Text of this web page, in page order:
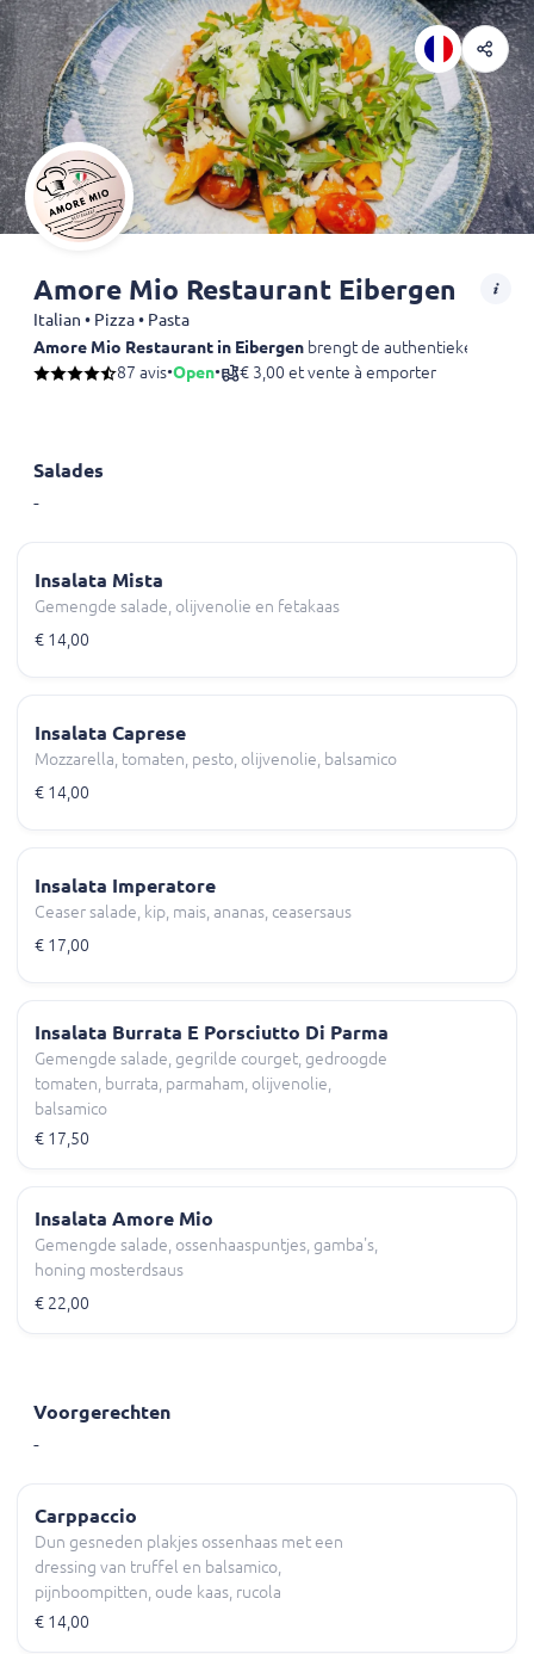
Amore Mio Restaurant Eibergen
Italian • Pizza • Pasta
Amore Mio Restaurant in Eibergen brengt de authentieke
87 avis•Open• € 3,00 et vente à emporter
Salades
-
Insalata Mista
Gemengde salade, olijvenolie en fetakaas
€ 14,00
Insalata Caprese
Mozzarella, tomaten, pesto, olijvenolie, balsamico
€ 14,00
Insalata Imperatore
Ceaser salade, kip, mais, ananas, ceasersaus
€ 17,00
Insalata Burrata E Porsciutto Di Parma
Gemengde salade, gegrilde courget, gedroogde
tomaten, burrata, parmaham, olijvenolie,
balsamico
€ 17,50
Insalata Amore Mio
Gemengde salade, ossenhaaspuntjes, gamba's,
honing mosterdsaus
€ 22,00
Voorgerechten
-
Carppaccio
Dun gesneden plakjes ossenhaas met een
dressing van truffel en balsamico,
pijnboompitten, oude kaas, rucola
€ 14,00